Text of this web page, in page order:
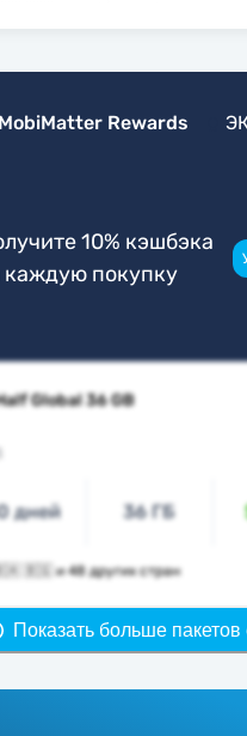
MobiMatter Rewards
10% кэшбэка
каждую покупку
Global 36 GB
дней 36 ГБ
🇧🇪 🇧🇦 🇧🇬 и 48 других стран
Показать больше пакетов